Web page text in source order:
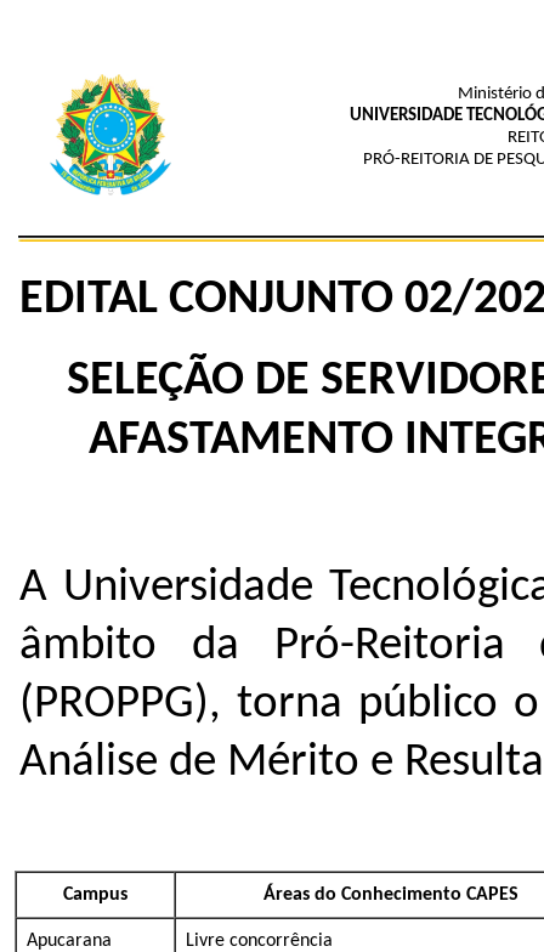
Ministério
UNIVERSIDADE
PRÓ-REITORIA DE
EDITAL CONJUNTO 02/
SELEÇÃO DE
AFASTAMENTO
A Universidade
âmbito da Pró-Reitoria
(PROPPG), torna público
Análise de Mérito e
Campus Áreas do Conhecimento CAPES
Apucarana Livre concorrência